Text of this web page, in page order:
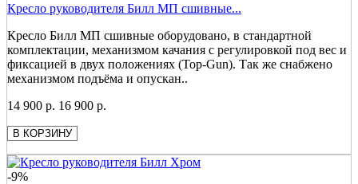
Кресло руководителя Билл МП сшивные...
Кресло Билл МП сшивные оборудовано, в стандартной
комплектации, механизмом качания с регулировкой под вес и
фиксацией в двух положениях (Top-Gun). Так же снабжено
механизмом подъёма и опускан..
14 900 р. 16 900 р.
В КОРЗИНУ
-9%